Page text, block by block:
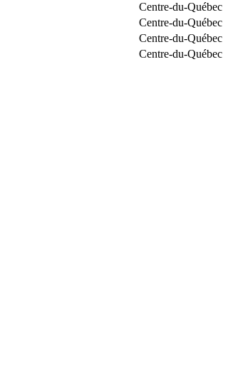
Centre-du-Québec
Centre-du-Québec
Centre-du-Québec
Centre-du-Québec